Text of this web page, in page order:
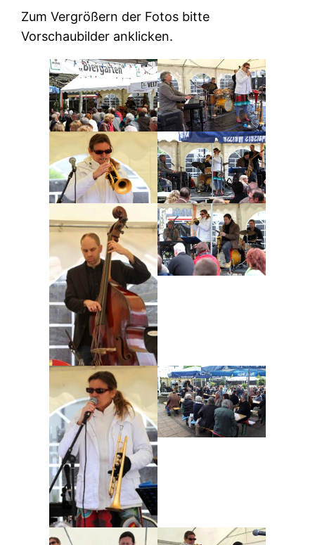
Zum Vergrößern der Fotos bitte
Vorschaubilder anklicken.